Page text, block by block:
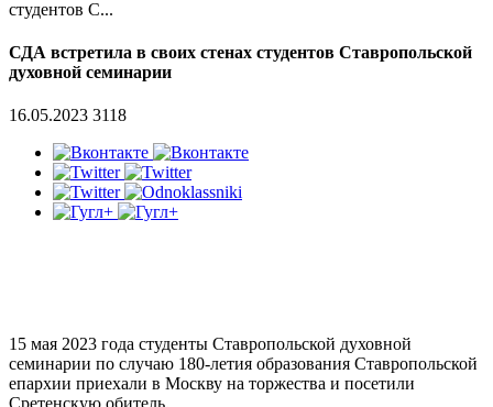
студентов С...
СДА встретила в своих стенах студентов Ставропольской
духовной семинарии
16.05.2023 3118
15 мая 2023 года студенты Ставропольской духовной
семинарии по случаю 180-летия образования Ставропольской
епархии приехали в Москву на торжества и посетили